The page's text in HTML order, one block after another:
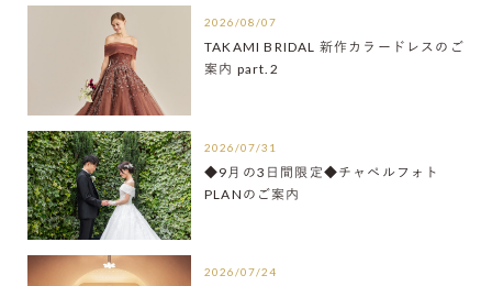
2026/08/07
TAKAMI BRIDAL 新作カラードレスのご
案内 part.2
2026/07/31
◆9月の3日間限定◆チャペルフォト
PLANのご案内
2026/07/24